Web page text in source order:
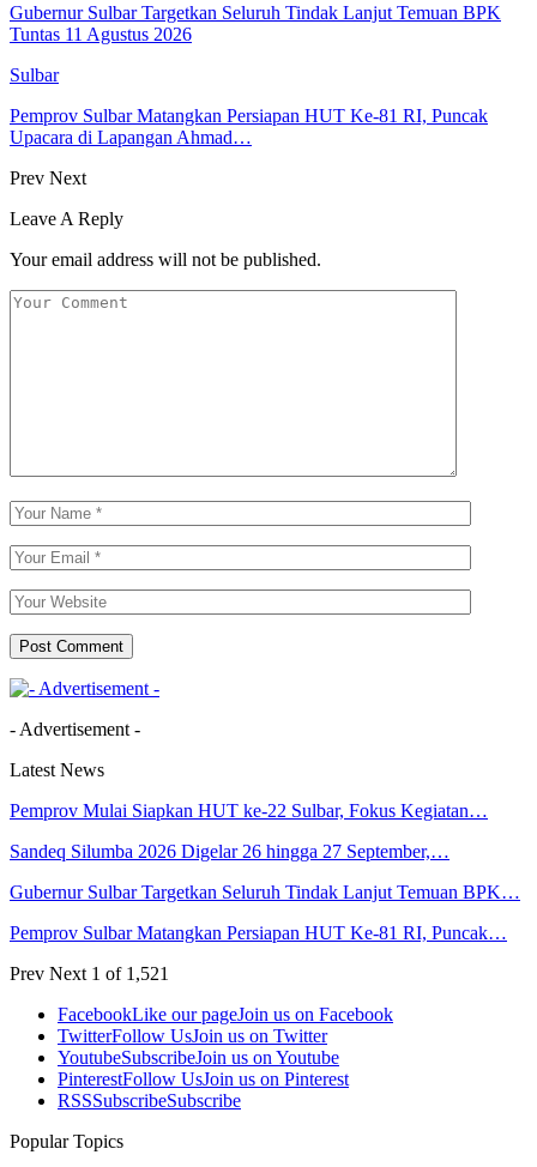
Gubernur Sulbar Targetkan Seluruh Tindak Lanjut Temuan BPK
Tuntas 11 Agustus 2026
Sulbar
Pemprov Sulbar Matangkan Persiapan HUT Ke-81 RI, Puncak
Upacara di Lapangan Ahmad…
Prev Next
Leave A Reply
Your email address will not be published.
- Advertisement -
Latest News
Pemprov Mulai Siapkan HUT ke-22 Sulbar, Fokus Kegiatan…
Sandeq Silumba 2026 Digelar 26 hingga 27 September,…
Gubernur Sulbar Targetkan Seluruh Tindak Lanjut Temuan BPK…
Pemprov Sulbar Matangkan Persiapan HUT Ke-81 RI, Puncak…
Prev Next 1 of 1,521
FacebookLike our pageJoin us on Facebook
TwitterFollow UsJoin us on Twitter
YoutubeSubscribeJoin us on Youtube
PinterestFollow UsJoin us on Pinterest
RSSSubscribeSubscribe
Popular Topics